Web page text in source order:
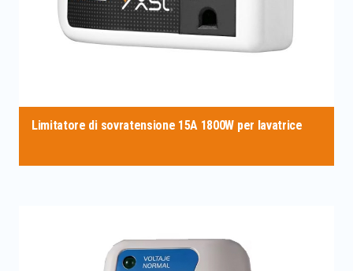
Limitatore di sovratensione 15A 1800W per lavatrice